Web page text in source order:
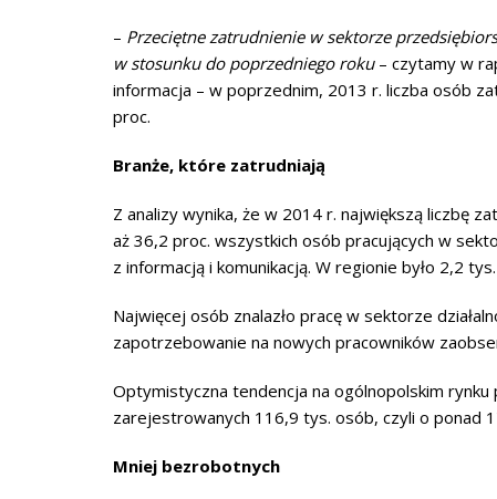
– Przeciętne zatrudnienie w sektorze
w stosunku do poprzedniego roku– czytamy w
informacja – w poprzednim, 2013 r. liczba osób
proc.
Branże, które zatrudniają
Z analizy wynika, że w 2014 r. największą liczbę
aż 36,2 proc. wszystkich osób pracujących w
z informacją i komunikacją. W regionie było 2,2
Najwięcej osób znalazło pracę w sektorze
zapotrzebowanie na nowych pracowników
Optymistyczna tendencja na ogólnopolskim rynku
zarejestrowanych 116,9 tys. osób, czyli o ponad
Mniej bezrobotnych